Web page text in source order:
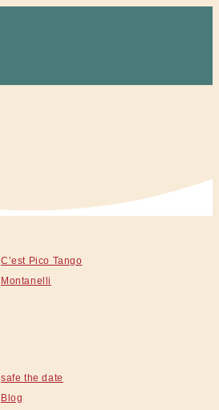
Events
C’est Pico Tango
Montanelli
safe the date
Blog